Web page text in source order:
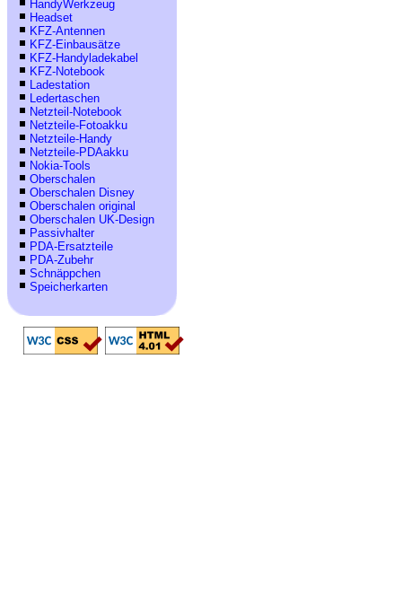
HandyWerkzeug
Headset
KFZ-Antennen
KFZ-Einbausätze
KFZ-Handyladekabel
KFZ-Notebook
Ladestation
Ledertaschen
Netzteil-Notebook
Netzteile-Fotoakku
Netzteile-Handy
Netzteile-PDAakku
Nokia-Tools
Oberschalen
Oberschalen Disney
Oberschalen original
Oberschalen UK-Design
Passivhalter
PDA-Ersatzteile
PDA-Zubehr
Schnäppchen
Speicherkarten